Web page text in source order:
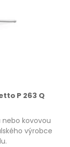
P 263 Q
nebo kovovou
výrobce